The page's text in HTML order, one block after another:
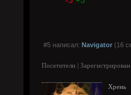
#5 написал: Navigator (16
Посетители |
Хрень